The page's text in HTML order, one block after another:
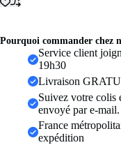
dye
shorts
couture,
leggings
Pourquoi commander chez
Service client
19h30
Livraison
Suivez votre colis
envoyé par e-mail.
France
expédition